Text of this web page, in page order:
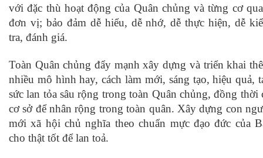
với đặc thù hoạt động của Quân chủng và từng cơ
đơn vị; bảo đảm dễ hiểu, dễ nhớ, dễ thực hiện, dễ
tra, đánh giá.
Toàn Quân chủng đẩy mạnh xây dựng và triển khai
nhiều mô hình hay, cách làm mới, sáng tạo, hiệu quả,
sức lan tỏa sâu rộng trong toàn Quân chủng, đồng thời
cơ sở để nhân rộng trong toàn quân. Xây dựng con
mới xã hội chủ nghĩa theo chuẩn mực đạo đức của
cho thật tốt để lan toả.